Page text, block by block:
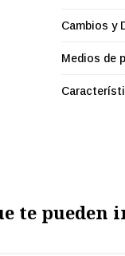
Cambios y
Medios de
te pueden